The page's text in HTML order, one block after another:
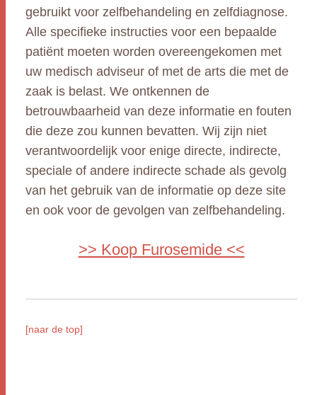
gebruikt voor zelfbehandeling en zelfdiagnose.
Alle specifieke instructies voor een bepaalde
patiënt moeten worden overeengekomen met
uw medisch adviseur of met de arts die met de
zaak is belast. We ontkennen de
betrouwbaarheid van deze informatie en fouten
die deze zou kunnen bevatten. Wij zijn niet
verantwoordelijk voor enige directe, indirecte,
speciale of andere indirecte schade als gevolg
van het gebruik van de informatie op deze site
en ook voor de gevolgen van zelfbehandeling.
>> Koop Furosemide <<
[naar de top]